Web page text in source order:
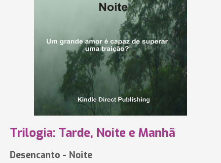
Trilogia: Tarde, Noite e Manhã
Desencanto - Noite